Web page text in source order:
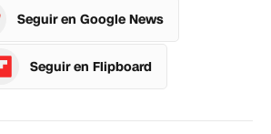
Seguir en Google News
Seguir en Flipboard